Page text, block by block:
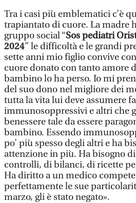
Tra i casi più emblematici c’è
trapiantato di cuore. La madre
gruppo social “Sos pediatri
2024” le difficoltà e le grandi
sette anni mio figlio convive
cuore donato con tanto amore
bambino lo ha perso. Io mi
del suo dono nel migliore dei
tutta la vita lui deve assumere
immunosoppressivi e altri che
benessere tale da essere
bambino. Essendo
po’ più spesso degli altri e ha
attenzione in più. Ha bisogno
controlli, di bilanci, di ricette
Ha diritto a un medico
perfettamente le sue
marzo, gli è stato negato».